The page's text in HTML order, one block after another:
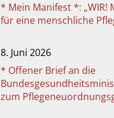
* Mein Manifest *: „WIR!
für eine menschliche
8. Juni 2026
* Offener Brief an die
zum